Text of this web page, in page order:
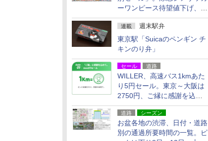
ーワンピース待望値下げ、撥
水ギアショーツは1990円に
連載 週末駅弁
東京駅「Suicaのペンギン チ
キンのり弁」
セール 道路
WILLER、高速バス1kmあた
り5円セール。東京～大阪は
2750円、ご縁に感謝を込め
た20周年記念キャンペーン
道路 シーズン
お盆各地の渋滞、日付・道路
別の通過所要時間の一覧。ピ